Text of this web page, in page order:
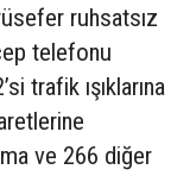
ruhsatsız
telefonu
trafik ışıklarına
ve 266 diğer